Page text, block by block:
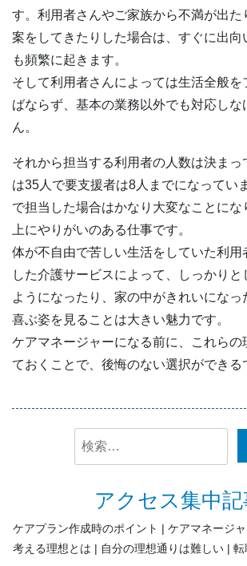
す。利用者さんやご家族から不満が出た
案をしてきたりした場合は、すぐに出向
も頻繁に起きます。
そして利用者さんによっては生活全般を
ばならず、基本の業務以外でも対応しな
ん。
それから担当する利用者の人数は決まっ
は35人で要支援者は8人までになってい
で担当した場合はかなり大変なことにな
上にやりがいのある仕事です。
体が不自由で苦しい生活をしていた利用
した介護サービスによって、しっかりと
ようになったり、家の中がきれいになっ
喜ぶ姿を見ることは大きい魅力です。
ケアマネージャーになる前に、これらの
ておくことで、後悔のない選択ができる
アクセス集中記
ケアプラン作成時のポイント ケアマネージ
考える理想とは
自分の理想通りは難しい 転